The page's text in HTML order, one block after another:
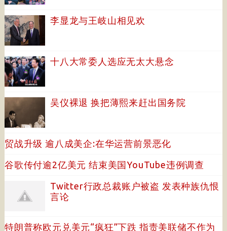
李显龙与王岐山相见欢
十八大常委人选应无太大悬念
吴仪裸退 换把薄熙来赶出国务院
贸战升级 逾八成美企:在华运营前景恶化
谷歌传付逾2亿美元 结束美国YouTube违例调查
Twitter行政总裁账户被盗 发表种族仇恨
言论
特朗普称欧元兑美元“疯狂”下跌 指责美联储不作为